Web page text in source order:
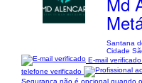
Santana
Cidade
E-mail verificado
telefone verificado
Segurança não é opcional quando